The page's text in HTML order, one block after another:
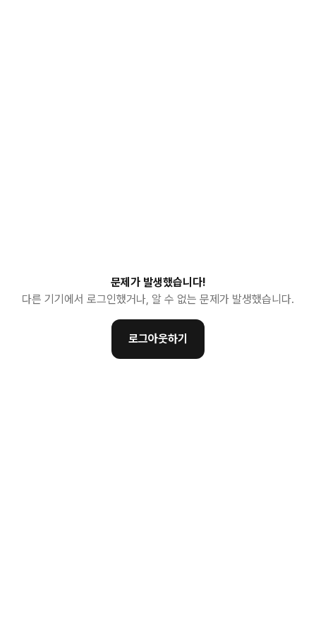
문제가 발생했습니다!
다른 기기에서 로그인했거나, 알 수 없는 문제가 발생했습니다.
로그아웃하기